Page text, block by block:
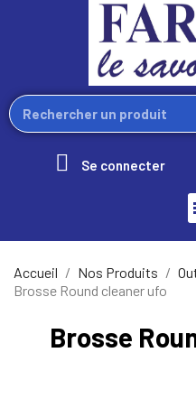
Se connecter
Accueil Nos Produits
Brosse Round cleaner ufo
Brosse